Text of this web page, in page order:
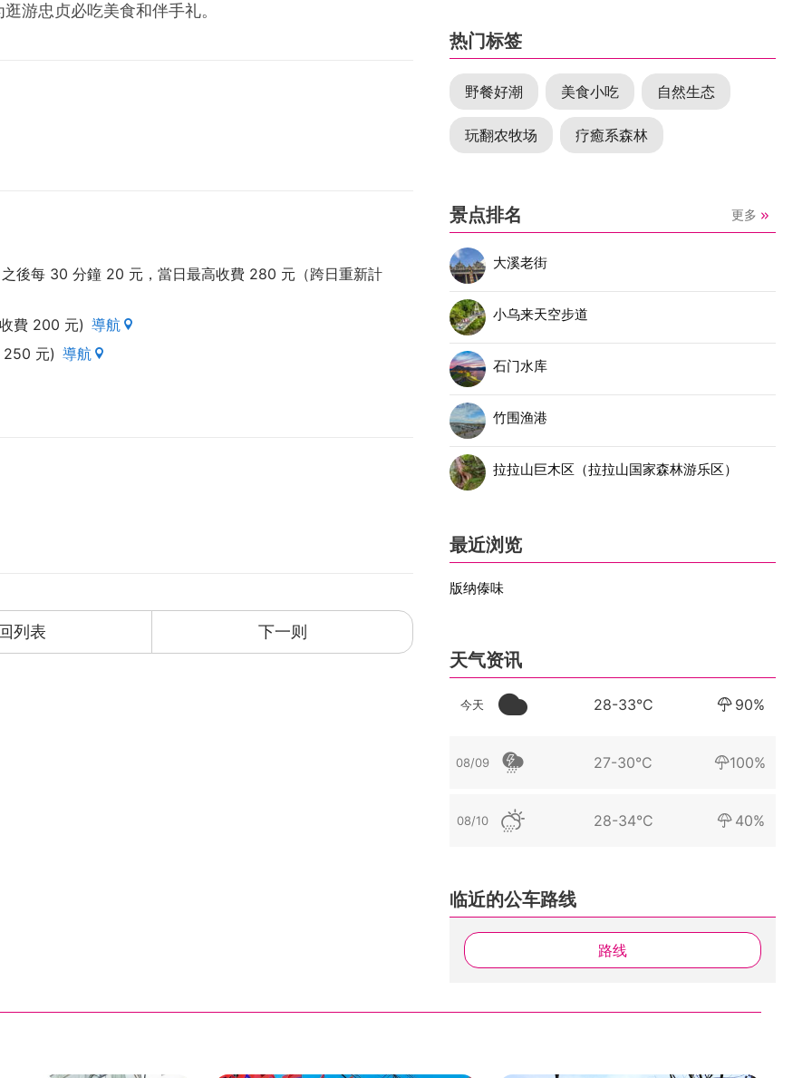
游忠贞必吃美食和伴手礼。
後每 30 分鐘 20 元，當日最高收費 280 元（跨日重新計
費 200 元) 導航
250 元) 導航
列表 下一则
热门标签
野餐好潮 美食小吃 自然生态
玩翻农牧场 疗癒系森林
景点排名 更多
大溪老街
小乌来天空步道
石门水库
竹围渔港
拉拉山巨木区（拉拉山国家森林游乐区）
最近浏览
版纳傣味
天气资讯
今天 28-33°C 90%
08/09 27-30°C 100%
08/10 28-34°C 40%
临近的公车路线
路线